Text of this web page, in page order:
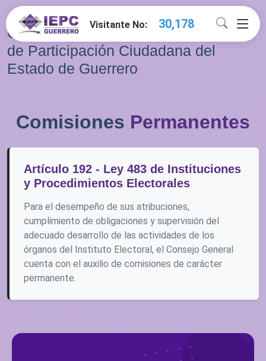
Visitante No: 30,178
Comisiones del Instituto Electoral y
de Participación Ciudadana del
Estado de Guerrero
Comisiones Permanentes
Artículo 192 - Ley 483 de Instituciones
y Procedimientos Electorales
Para el desempeño de sus atribuciones,
cumplimiento de obligaciones y supervisión del
adecuado desarrollo de las actividades de los
órganos del Instituto Electoral, el Consejo General
cuenta con el auxilio de comisiones de carácter
permanente.